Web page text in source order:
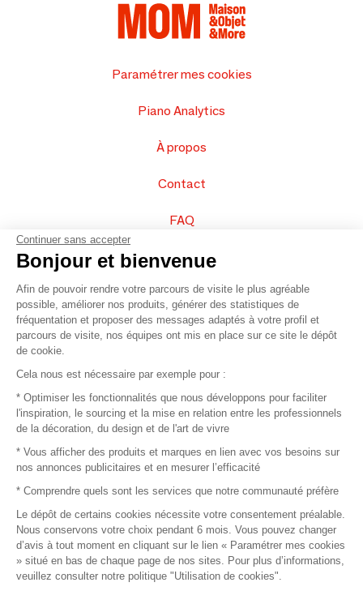
Paramétrer mes cookies
Piano Analytics
À propos
Contact
FAQ
Vendez vos produits
Plan du site
© 2016 –Organisation SAFI
Recrutement
Mentions légales
Conditions commerciales
Continuer sans accepter
Bonjour et bienvenue
Afin de pouvoir rendre votre parcours de visite le plus agréable
possible, améliorer nos produits, générer des statistiques de
fréquentation et proposer des messages adaptés à votre profil et
parcours de visite, nos équipes ont mis en place sur ce site le dépôt
de cookie.
Cela nous est nécessaire par exemple pour :
* Optimiser les fonctionnalités que nous développons pour faciliter
l'inspiration, le sourcing et la mise en relation entre les professionnels
de la décoration, du design et de l'art de vivre
* Vous afficher des produits et marques en lien avec vos besoins sur
nos annonces publicitaires et en mesurer l’efficacité
* Comprendre quels sont les services que notre communauté préfère
Le dépôt de certains cookies nécessite votre consentement préalable.
Nous conservons votre choix pendant 6 mois. Vous pouvez changer
d’avis à tout moment en cliquant sur le lien « Paramétrer mes cookies
» situé en bas de chaque page de nos sites. Pour plus d’informations,
veuillez consulter notre politique "Utilisation de cookies".